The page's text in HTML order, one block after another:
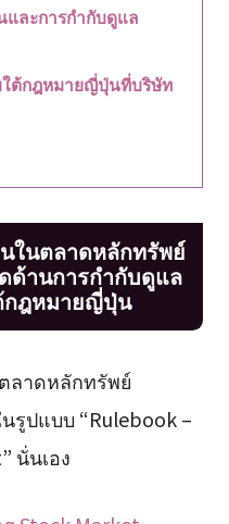
ละการกำกับดูแล
ใต้กฎหมายญี่ปุ่นที่บริษัท
ในตลาดหลักทรัพย์
ด้านการกำกับดูแล
กฎหมายญี่ปุ่น
ลาดหลักทรัพย์
นรูปแบบ “Rulebook –
นั่นเอง